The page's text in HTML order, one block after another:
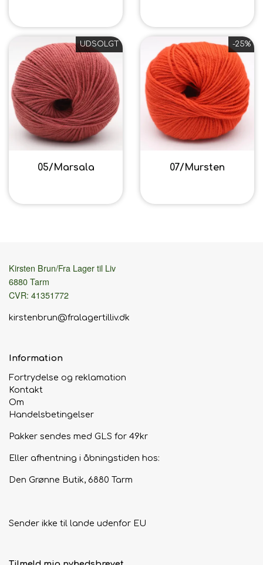
UDSOLGT
05/Marsala
-25%
07/Mursten
Kirsten Brun/Fra Lager til Liv
6880 Tarm
CVR: 41351772
kirstenbrun@fralagertilliv.dk
Information
Fortrydelse og reklamation
Kontakt
Om
Handelsbetingelser
Pakker sendes med GLS for 49kr
Eller afhentning i åbningstiden hos:
Den Grønne Butik, 6880 Tarm
Sender ikke til lande udenfor EU